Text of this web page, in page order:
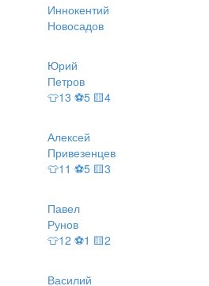
Иннокентий
Новосадов
Юрий
Петров
👕13 ⚽5 🟨4
Алексей
Привезенцев
👕11 ⚽5 🟨3
Павел
Рунов
👕12 ⚽1 🟨2
Василий